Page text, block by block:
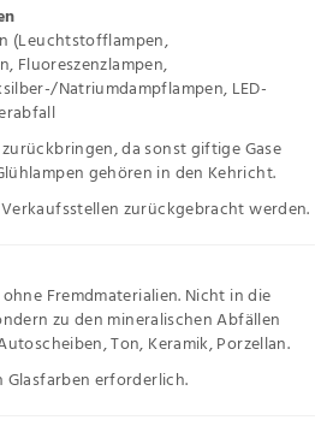
(Leuchtstofflampen,
Fluoreszenzlampen,
Natriumdampflampen, LED-
da sonst giftige Gase
gehören in den Kehricht.
zurückgebracht werden.
Fremdmaterialien. Nicht in die
zu den mineralischen Abfällen
Ton, Keramik, Porzellan.
Glasfarben erforderlich.